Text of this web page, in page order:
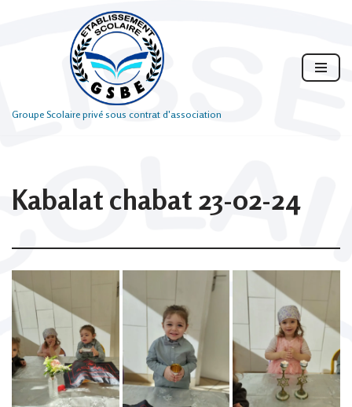
Groupe Scolaire privé sous contrat d'association
Kabalat chabat 23-02-24